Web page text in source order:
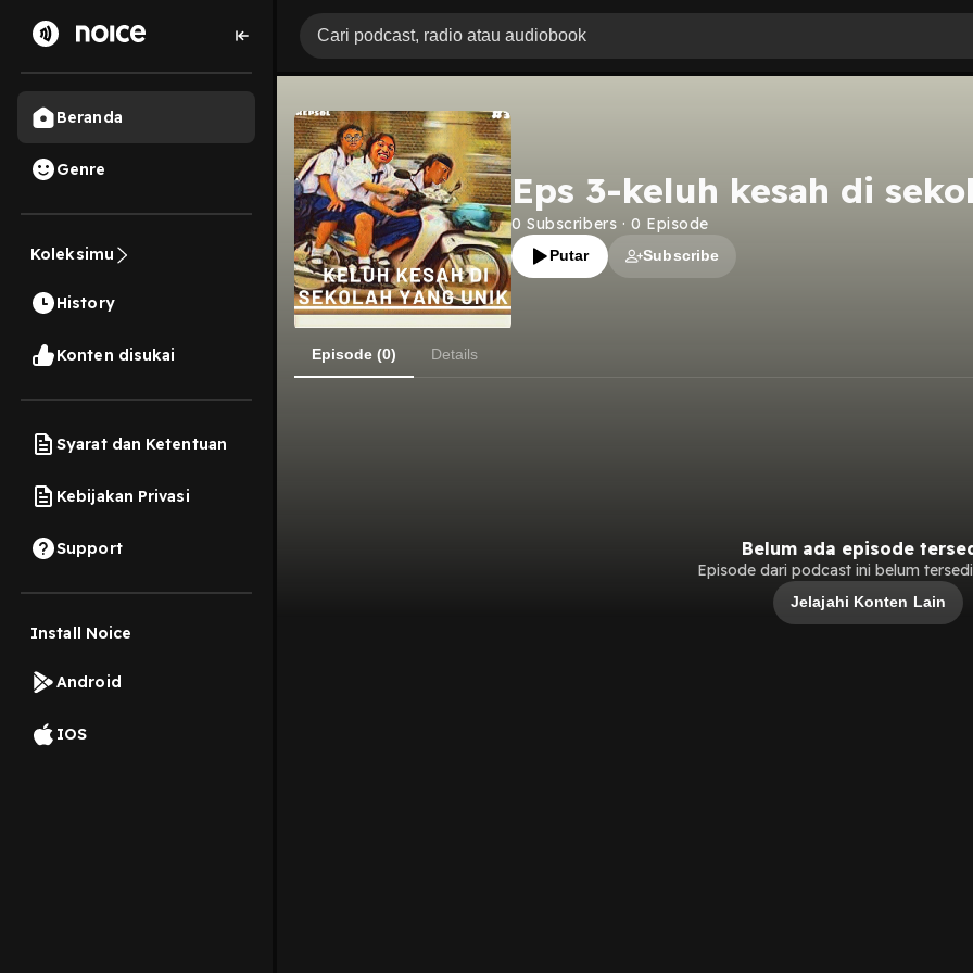
Beranda
Genre
Koleksimu
History
Konten disukai
Syarat dan Ketentuan
Kebijakan Privasi
Support
Install Noice
Android
IOS
Eps 3-keluh kesah di
0 Subscribers · 0 Episode
Putar Subscribe
Episode (0) Details
Belum ada episode
Episode dari podcast ini belum
Jelajahi Konten Lain